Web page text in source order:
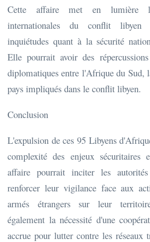
Cette affaire met en lumière
internationales du conflit
inquiétudes quant à la sécurité
Elle pourrait avoir des
diplomatiques entre l'Afrique du Sud,
pays impliqués dans le conflit libyen.
Conclusion
L'expulsion de ces 95 Libyens
complexité des enjeux sécuritaires
affaire pourrait inciter les
renforcer leur vigilance face aux
armés étrangers sur leur
également la nécessité d'une
accrue pour lutter contre les réseaux